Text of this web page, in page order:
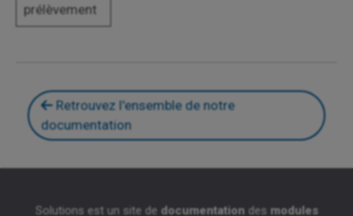
prélèvement
Retrouvez l'ensemble de notre
documentation
Solutions est un site de documentationdes modules